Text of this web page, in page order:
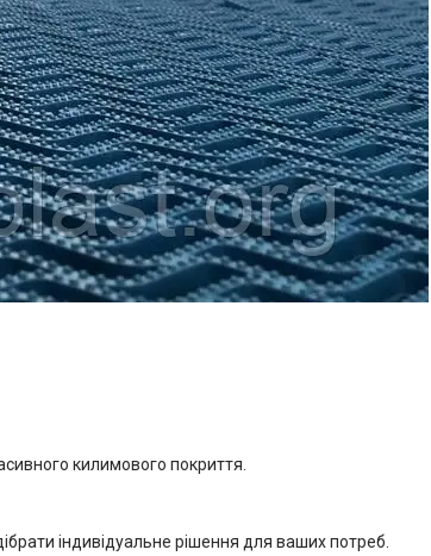
килимового покриття.
індивідуальне рішення для ваших потреб.